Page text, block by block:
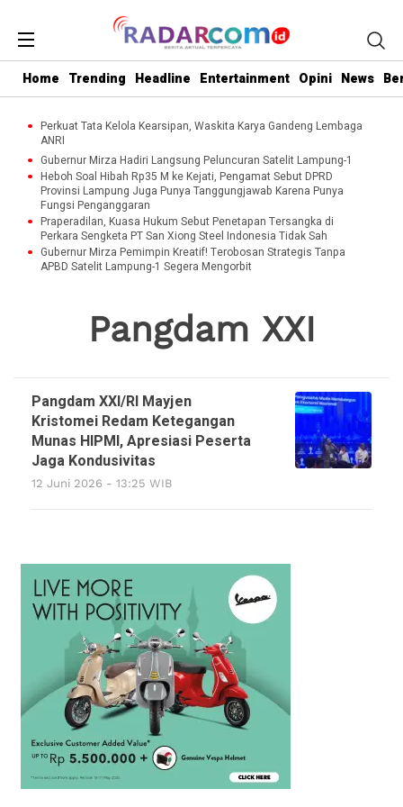
Home Trending Headline Entertainment Opini News
Perkuat Tata Kelola Kearsipan, Waskita Karya Gandeng Lembaga
ANRI
Gubernur Mirza Hadiri Langsung Peluncuran Satelit Lampung-1
Heboh Soal Hibah Rp35 M ke Kejati, Pengamat Sebut DPRD
Provinsi Lampung Juga Punya Tanggungjawab Karena Punya
Fungsi Penganggaran
Praperadilan, Kuasa Hukum Sebut Penetapan Tersangka di
Perkara Sengketa PT San Xiong Steel Indonesia Tidak Sah
Gubernur Mirza Pemimpin Kreatif! Terobosan Strategis Tanpa
APBD Satelit Lampung-1 Segera Mengorbit
Pangdam XXI
Pangdam XXI/RI Mayjen
Kristomei Redam Ketegangan
Munas HIPMI, Apresiasi Peserta
Jaga Kondusivitas
12 Juni 2026 - 13:25 WIB